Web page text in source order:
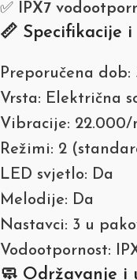
✅ IPX7
📏 Specifikacije
Preporučena dob:
Vrsta: Električna
Vibracije: 22.000/
Režimi: 2
LED svjetlo: Da
Melodije: Da
Nastavci: 3 u
Vodootpornost:
🧼 Održavanje i